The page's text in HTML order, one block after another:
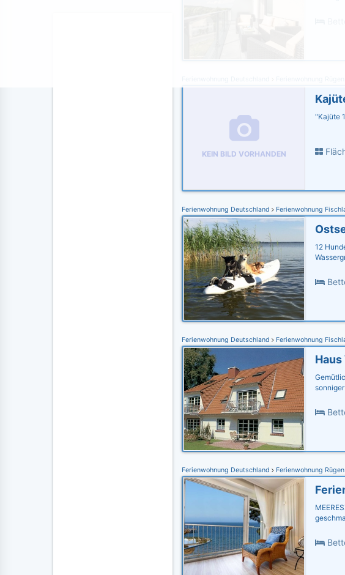
KEIN BILD VORHANDEN
"Kajüte
Ferienwohnung Deutschland Ferienwohnung
12
Ferienwohnung Deutschland Ferienwohnung
Ferienwohnung Deutschland Ferienwohnung Rügen